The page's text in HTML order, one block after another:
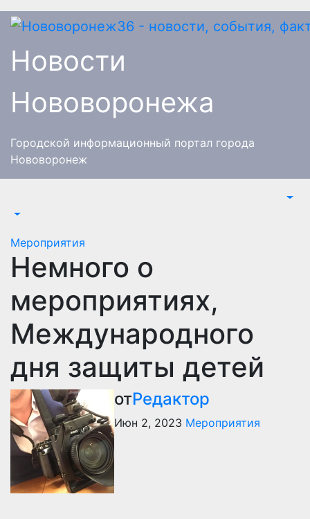
Перейти
Новости
Нововоронежа
Городской информационный портал города
Нововоронеж
Мероприятия
Немного о
мероприятиях,
Международного
дня защиты детей
отРедактор
Июн 2, 2023 Мероприятия